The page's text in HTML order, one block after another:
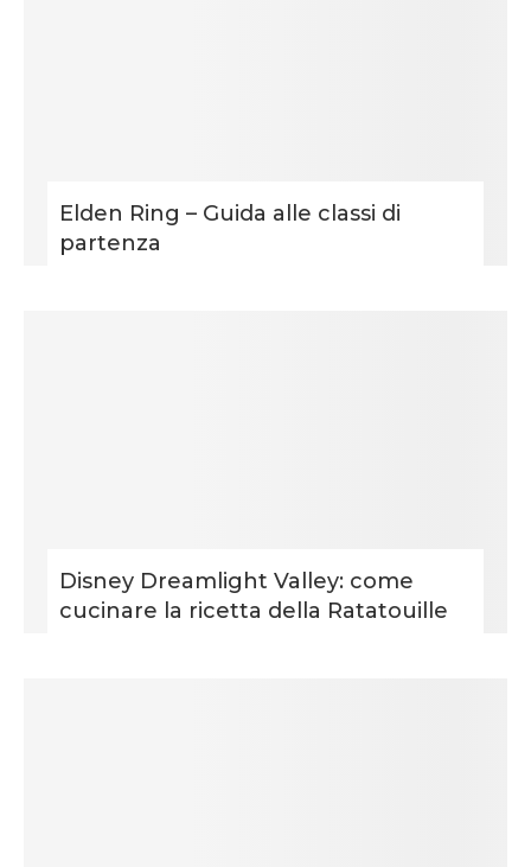
Elden Ring – Guida alle classi di
partenza
Disney Dreamlight Valley: come
cucinare la ricetta della Ratatouille